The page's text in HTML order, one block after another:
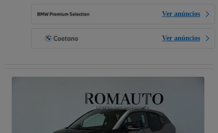
Ver anúncios
Ver anúncios